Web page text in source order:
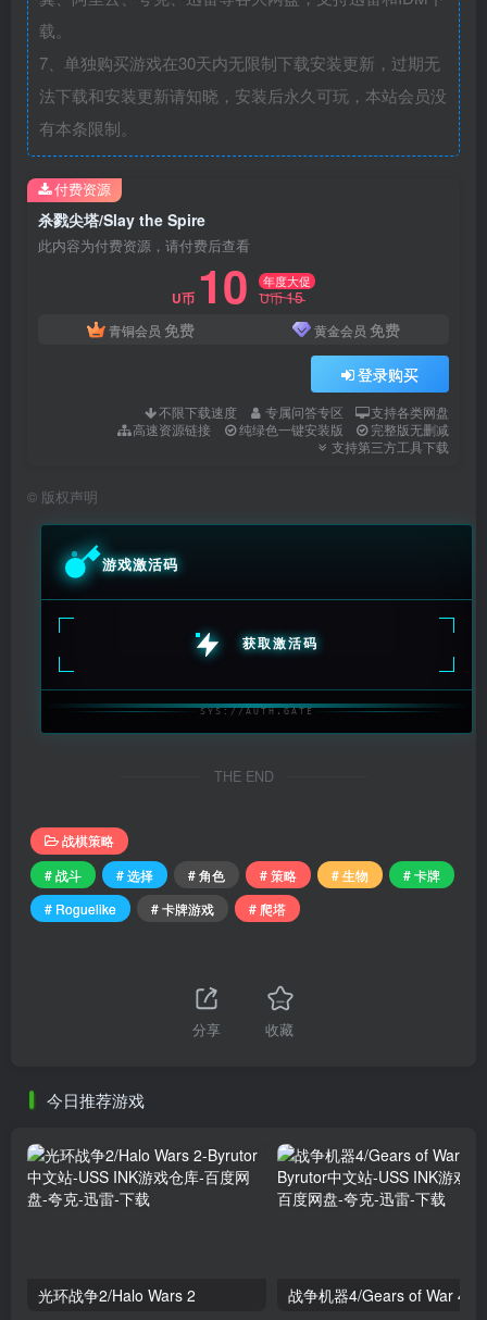
载。
7、单独购买游戏在30天内无限制下载安装更新，过期无
法下载和安装更新请知晓，安装后永久可玩，本站会员没
有本条限制。
杀戮尖塔/Slay the Spire
此内容为付费资源，请付费后查看
U币 10 年度大促
U币15
青铜会员 免费 黄金会员 免费
登录购买
不限下载速度 专属问答专区
支持各类网盘
高速资源链接
纯绿色一键安装版
完整版无删减
支持第三方工具下载
付费资源
© 版权声明
游戏激活码
获取激活码
SYS://AUTH.GATE
THE END
战棋策略
# 战斗
# 选择 # 角色 # 策略 # 生物
# 卡牌
# Roguelike
# 卡牌游戏 # 爬塔
分享 收藏
今日推荐游戏
光环战争2/Halo Wars 2 战争机器4/Gears of War 4